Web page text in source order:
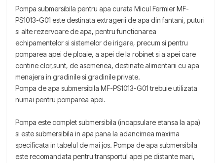
Pompa submersibila pentru apa curata Micul Fermier MF-
PS1013-G01 este destinata extragerii de apa din fantani, puturi
si alte rezervoare de apa, pentru functionarea
echipamentelor si sistemelor de irigare, precum si pentru
pomparea apei de ploaie, a apei de la robinet si a apei care
contine clor,sunt, de asemenea, destinate alimentarii cu apa
menajera in gradinile si gradinile private.
Pompa de apa submersibila MF-PS1013-G01 trebuie utilizata
numai pentru pomparea apei.
Pompa este complet submersibila (incapsulare etansa la apa)
si este submersibila in apa pana la adancimea maxima
specificata in tabelul de mai jos. Pompa de apa submersibila
este recomandata pentru transportul apei pe distante mari,